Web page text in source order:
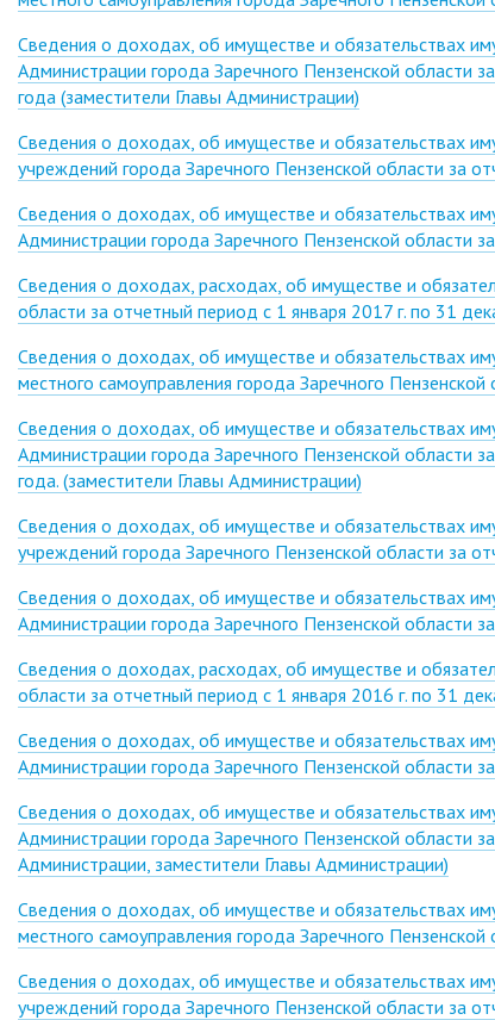
Сведения о доходах, об имуществе и обязательствах
Администрации города Заречного Пензенской области
года (заместители Главы Администрации)
Сведения о доходах, об имуществе и обязательствах
учреждений города Заречного Пензенской области за
Сведения о доходах, об имуществе и обязательствах
Администрации города Заречного Пензенской области
Сведения о доходах, расходах, об имуществе и
области за отчетный период с 1 января 2017 г. по 31
Сведения о доходах, об имуществе и обязательствах
местного самоуправления города Заречного
Сведения о доходах, об имуществе и обязательствах
Администрации города Заречного Пензенской области
года. (заместители Главы Администрации)
Сведения о доходах, об имуществе и обязательствах
учреждений города Заречного Пензенской области за
Сведения о доходах, об имуществе и обязательствах
Администрации города Заречного Пензенской области
Сведения о доходах, расходах, об имуществе и
области за отчетный период с 1 января 2016 г. по 31
Сведения о доходах, об имуществе и обязательствах
Администрации города Заречного Пензенской области
Сведения о доходах, об имуществе и обязательствах
Администрации города Заречного Пензенской области
Администрации, заместители Главы Администрации)
Сведения о доходах, об имуществе и обязательствах
местного самоуправления города Заречного
Сведения о доходах, об имуществе и обязательствах
учреждений города Заречного Пензенской области за